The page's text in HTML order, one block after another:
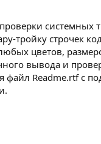
я
системных
тройку строчек
цветов,
вывода и
файл Readme.rtf с